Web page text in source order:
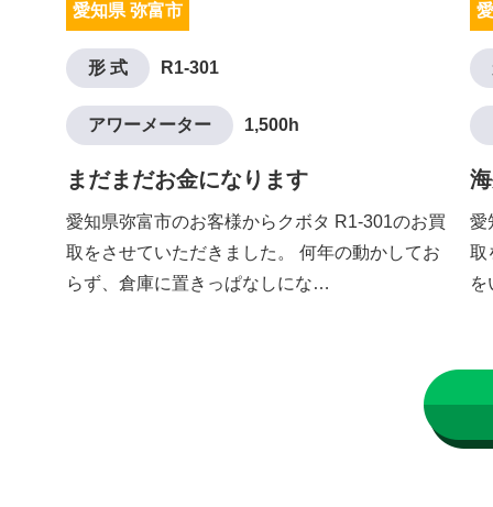
愛知県 弥富市
形 式 R1-301
アワーメーター 1,500h
まだまだお金になります
愛知県弥富市のお客様からクボタ R1-301のお買
取をさせていただきました。 何年の動かしてお
らず、倉庫に置きっぱなしにな…
愛
取